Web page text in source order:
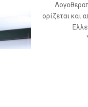
ορίζεται και